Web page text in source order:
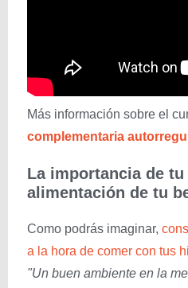
Más información sobre el
complementaria
La importancia de
alimentación de tu
Como podrás imaginar,
a la hora de comer con tus
"Un buen ambiente en la